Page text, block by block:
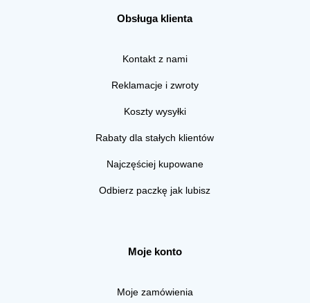
Obsługa klienta
Kontakt z nami
Reklamacje i zwroty
Koszty wysyłki
Rabaty dla stałych klientów
Najczęściej kupowane
Odbierz paczkę jak lubisz
Moje konto
Moje zamówienia